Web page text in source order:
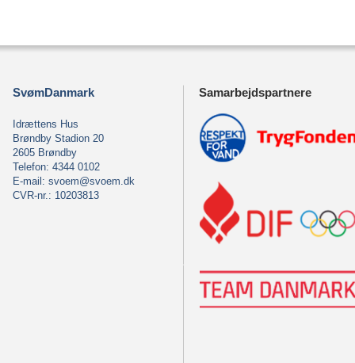
SvømDanmark
Idrættens Hus
Brøndby Stadion 20
2605 Brøndby
Telefon: 4344 0102
E-mail: svoem@svoem.dk
CVR-nr.: 10203813
Samarbejdspartnere